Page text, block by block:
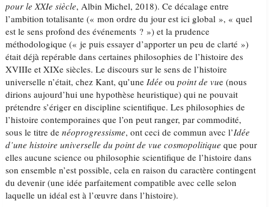
pour le XXIe siècle, Albin Michel, 2018). Ce décalage entre
l’ambition totalisante (« mon ordre du jour est ici global », « quel
est le sens profond des événements ? ») et la prudence
méthodologique (« je puis essayer d’apporter un peu de clarté »)
était déjà repérable dans certaines philosophies de l’histoire des
XVIIIe et XIXe siècles. Le discours sur le sens de l’histoire
universelle n’était, chez Kant, qu’uneIdée oupoint de vue (nous
dirions aujourd’hui une hypothèse heuristique) qui ne pouvait
prétendre s’ériger en discipline scientifique. Les philosophies de
l’histoire contemporaines que l’on peut ranger, par commodité,
sous le titre denéoprogressisme, ont ceci de commun avec l’Idée
d’une histoire universelle du point de vue cosmopolitique que pour
elles aucune science ou philosophie scientifique de l’histoire dans
son ensemble n’est possible, cela en raison du caractère contingent
du devenir (une idée parfaitement compatible avec celle selon
laquelle un idéal est à l’œuvre dans l’histoire).